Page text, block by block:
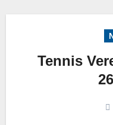
Tennis